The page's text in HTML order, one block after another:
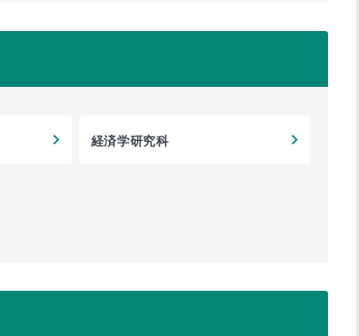
経済学研究科